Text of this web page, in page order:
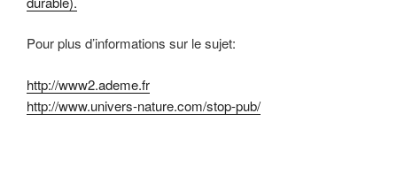
Pour plus d’informations sur le sujet:
http://www2.ademe.fr
http://www.univers-nature.com/stop-pub/